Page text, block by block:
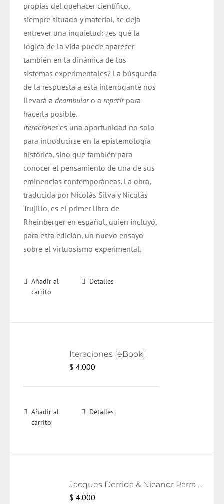
propias del quehacer científico,
siempre situado y material, se deja
entrever una inquietud: ¿es qué la
lógica de la vida puede aparecer
también en la dinámica de los
sistemas experimentales? La búsqueda
de la respuesta a esta interrogante nos
llevará adeambularo arepetir para
hacerla posible.
Iteraciones es una oportunidad no solo
para introducirse en la epistemología
histórica, sino que también para
conocer el pensamiento de una de sus
eminencias contemporáneas. La obra,
traducida por Nicolás Silva y Nicolás
Trujillo, es el primer libro de
Rheinberger en español, quien incluyó,
para esta edición, un nuevo ensayo
sobre el virtuosismo experimental.
Añadir al
carrito
Detalles
Iteraciones [eBook]
$ 4.000
Añadir al
carrito
Detalles
Jacques Derrida & Nicanor Parra [eBook]
$ 4.000